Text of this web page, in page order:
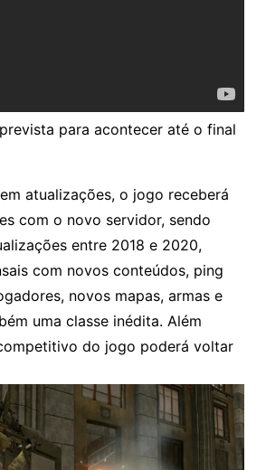
para acontecer até o final
atualizações, o jogo receberá
com o novo servidor, sendo
entre 2018 e 2020,
com novos conteúdos, ping
novos mapas, armas e
uma classe inédita. Além
do jogo poderá voltar